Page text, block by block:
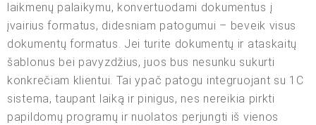
laikmenų palaikymu, konvertuodami dokumentus į
įvairius formatus, didesniam patogumui – beveik visus
dokumentų formatus. Jei turite dokumentų ir ataskaitų
šablonus bei pavyzdžius, juos bus nesunku sukurti
konkrečiam klientui. Tai ypač patogu integruojant su 1C
sistema, taupant laiką ir pinigus, nes nereikia pirkti
papildomų programų ir nuolatos perjungti iš vienos